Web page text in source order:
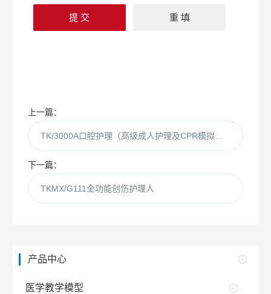
上一篇：
下一篇：
TKMX/G111全功能创伤护理人
产品中心
医学教学模型